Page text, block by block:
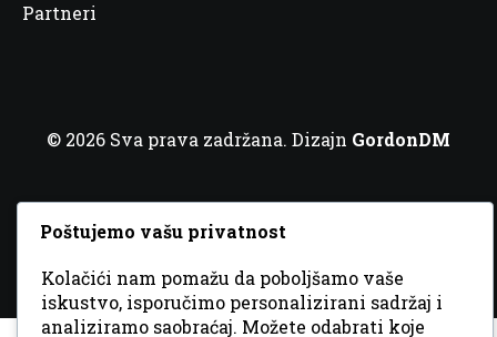
Partneri
© 2026 Sva prava zadržana. Dizajn GordonDM
Poštujemo vašu privatnost
Kolačići nam pomažu da poboljšamo vaše
iskustvo, isporučimo personalizirani sadržaj i
analiziramo saobraćaj. Možete odabrati koje